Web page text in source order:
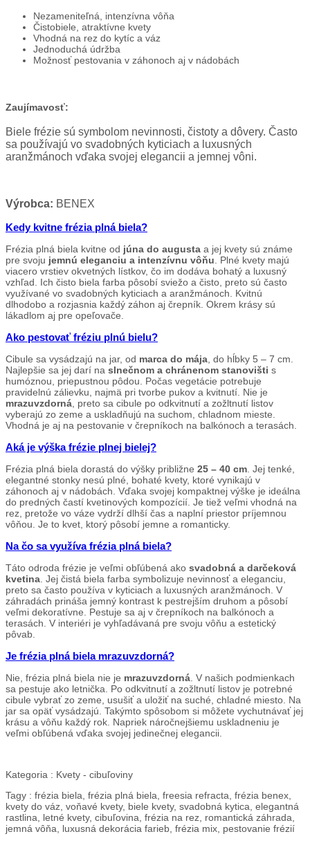
Nezameniteľná, intenzívna vôňa
Čistobiele, atraktívne kvety
Vhodná na rez do kytíc a váz
Jednoduchá údržba
Možnosť pestovania v záhonoch aj v nádobách
Zaujímavosť:
Biele frézie sú symbolom nevinnosti, čistoty a dôvery. Často
sa používajú vo svadobných kyticiach a luxusných
aranžmánoch vďaka svojej elegancii a jemnej vôni.
Výrobca: BENEX
Kedy kvitne frézia plná biela?
Frézia plná biela kvitne od júna do augusta a jej kvety sú známe
pre svoju jemnú eleganciu a intenzívnu vôňu . Plné kvety majú
viacero vrstiev okvetných lístkov, čo im dodáva bohatý a luxusný
vzhľad. Ich čisto biela farba pôsobí sviežo a čisto, preto sú často
využívané vo svadobných kyticiach a aranžmánoch. Kvitnú
dlhodobo a rozjasnia každý záhon aj črepník. Okrem krásy sú
lákadlom aj pre opeľovače.
Ako pestovať fréziu plnú bielu?
Cibule sa vysádzajú na jar, od marca do mája , do hĺbky 5 – 7 cm.
Najlepšie sa jej darí na slnečnom a chránenom stanovišti s
humóznou, priepustnou pôdou. Počas vegetácie potrebuje
pravidelnú zálievku, najmä pri tvorbe pukov a kvitnutí. Nie je
mrazuvzdorná , preto sa cibule po odkvitnutí a zožltnutí listov
vyberajú zo zeme a uskladňujú na suchom, chladnom mieste.
Vhodná je aj na pestovanie v črepníkoch na balkónoch a terasách.
Aká je výška frézie plnej bielej?
Frézia plná biela dorastá do výšky približne 25 – 40 cm . Jej tenké,
elegantné stonky nesú plné, bohaté kvety, ktoré vynikajú v
záhonoch aj v nádobách. Vďaka svojej kompaktnej výške je ideálna
do predných častí kvetinových kompozícií. Je tiež veľmi vhodná na
rez, pretože vo váze vydrží dlhší čas a naplní priestor príjemnou
vôňou. Je to kvet, ktorý pôsobí jemne a romanticky.
Na čo sa využíva frézia plná biela?
Táto odroda frézie je veľmi obľúbená ako svadobná a darčeková
kvetina . Jej čistá biela farba symbolizuje nevinnosť a eleganciu,
preto sa často používa v kyticiach a luxusných aranžmánoch. V
záhradách prináša jemný kontrast k pestrejším druhom a pôsobí
veľmi dekoratívne. Pestuje sa aj v črepníkoch na balkónoch a
terasách. V interiéri je vyhľadávaná pre svoju vôňu a estetický
pôvab.
Je frézia plná biela mrazuvzdorná?
Nie, frézia plná biela nie je mrazuvzdorná . V našich podmienkach
sa pestuje ako letnička. Po odkvitnutí a zožltnutí listov je potrebné
cibule vybrať zo zeme, usušiť a uložiť na suché, chladné miesto. Na
jar sa opäť vysádzajú. Takýmto spôsobom si môžete vychutnávať jej
krásu a vôňu každý rok. Napriek náročnejšiemu uskladneniu je
veľmi obľúbená vďaka svojej jedinečnej elegancii.
Kategoria : Kvety - cibuľoviny
Tagy : frézia biela, frézia plná biela, freesia refracta, frézia benex,
kvety do váz, voňavé kvety, biele kvety, svadobná kytica, elegantná
rastlina, letné kvety, cibuľovina, frézia na rez, romantická záhrada,
jemná vôňa, luxusná dekorácia farieb, frézia mix, pestovanie frézií